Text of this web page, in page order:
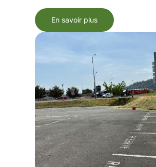
En savoir plus